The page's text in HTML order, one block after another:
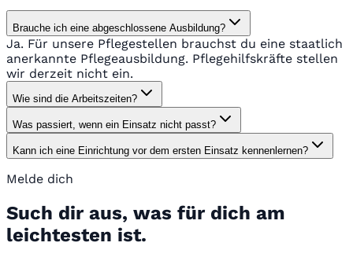
Brauche ich eine abgeschlossene Ausbildung?
Ja. Für unsere Pflegestellen brauchst du eine staatlich
anerkannte Pflegeausbildung. Pflegehilfskräfte stellen
wir derzeit nicht ein.
Wie sind die Arbeitszeiten?
Was passiert, wenn ein Einsatz nicht passt?
Kann ich eine Einrichtung vor dem ersten Einsatz kennenlernen?
Melde dich
Such dir aus, was für dich am
leichtesten ist.